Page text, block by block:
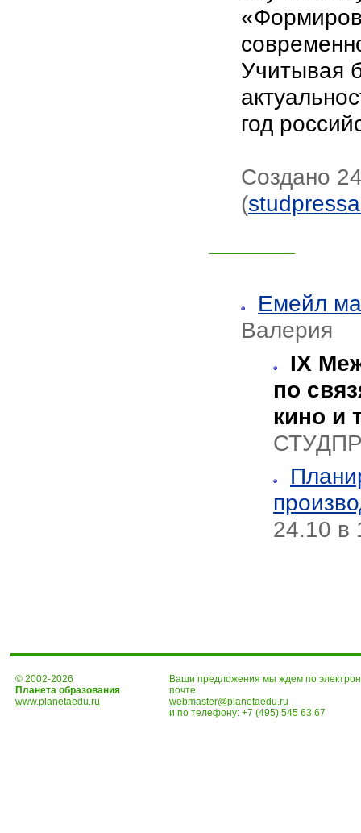
Учитывая
год
Создано
(
Емейл
Валерия
IX
по
кино и
24.10 в
© 2002-2026
Планета образования
www.planetaedu.ru
Ваши предложения мы ждем по
почте
webmaster@planetaedu.ru
и по телефону: +7 (495) 545 63 67